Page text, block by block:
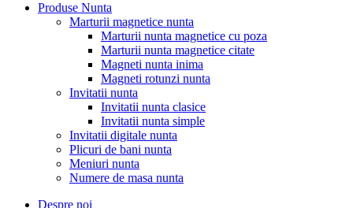
Produse Nunta
Marturii magnetice nunta
Marturii nunta magnetice cu poza
Marturii nunta magnetice citate
Magneti nunta inima
Magneti rotunzi nunta
Invitatii nunta
Invitatii nunta clasice
Invitatii nunta simple
Invitatii digitale nunta
Plicuri de bani nunta
Meniuri nunta
Numere de masa nunta
Despre noi